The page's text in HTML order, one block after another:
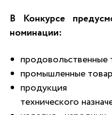
В Конкурсе
номинации:
продовольственные
промышленные
продукция
технического